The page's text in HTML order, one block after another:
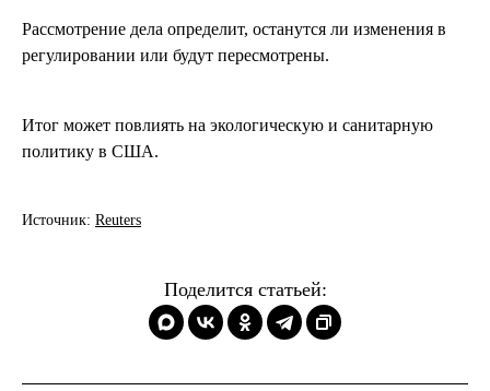
Рассмотрение дела определит, останутся ли изменения в
регулировании или будут пересмотрены.
Итог может повлиять на экологическую и санитарную
политику в США.
Источник: Reuters
Поделится статьей: